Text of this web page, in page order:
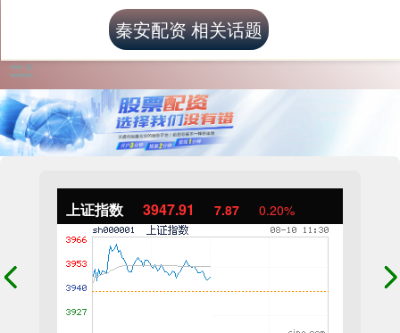
上证指数 3947.91 7.87 0.20%
秦安配资 相关话题